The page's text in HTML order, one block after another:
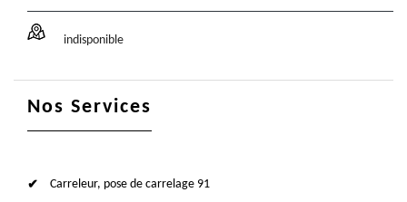
indisponible
Nos Services
Carreleur, pose de carrelage 91